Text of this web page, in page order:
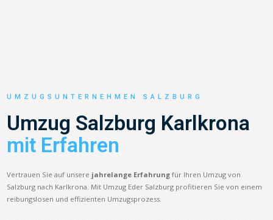
UMZUGSUNTERNEHMEN SALZBURG
Umzug Salzburg Karlkrona
mit Erfahren
Vertrauen Sie auf unsere jahrelange Erfahrung für Ihren Umzug von
Salzburg nach Karlkrona. Mit Umzug Eder Salzburg profitieren Sie von einem
reibungslosen und effizienten Umzugsprozess.